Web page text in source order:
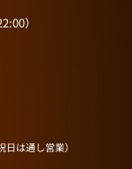
）
は通し営業）